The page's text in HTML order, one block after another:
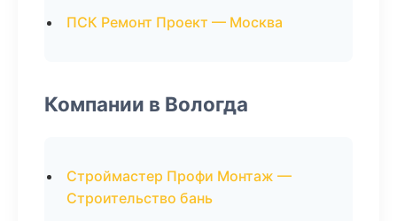
ПСК Ремонт Проект — Москва
Компании в Вологда
Строймастер Профи Монтаж —
Строительство бань